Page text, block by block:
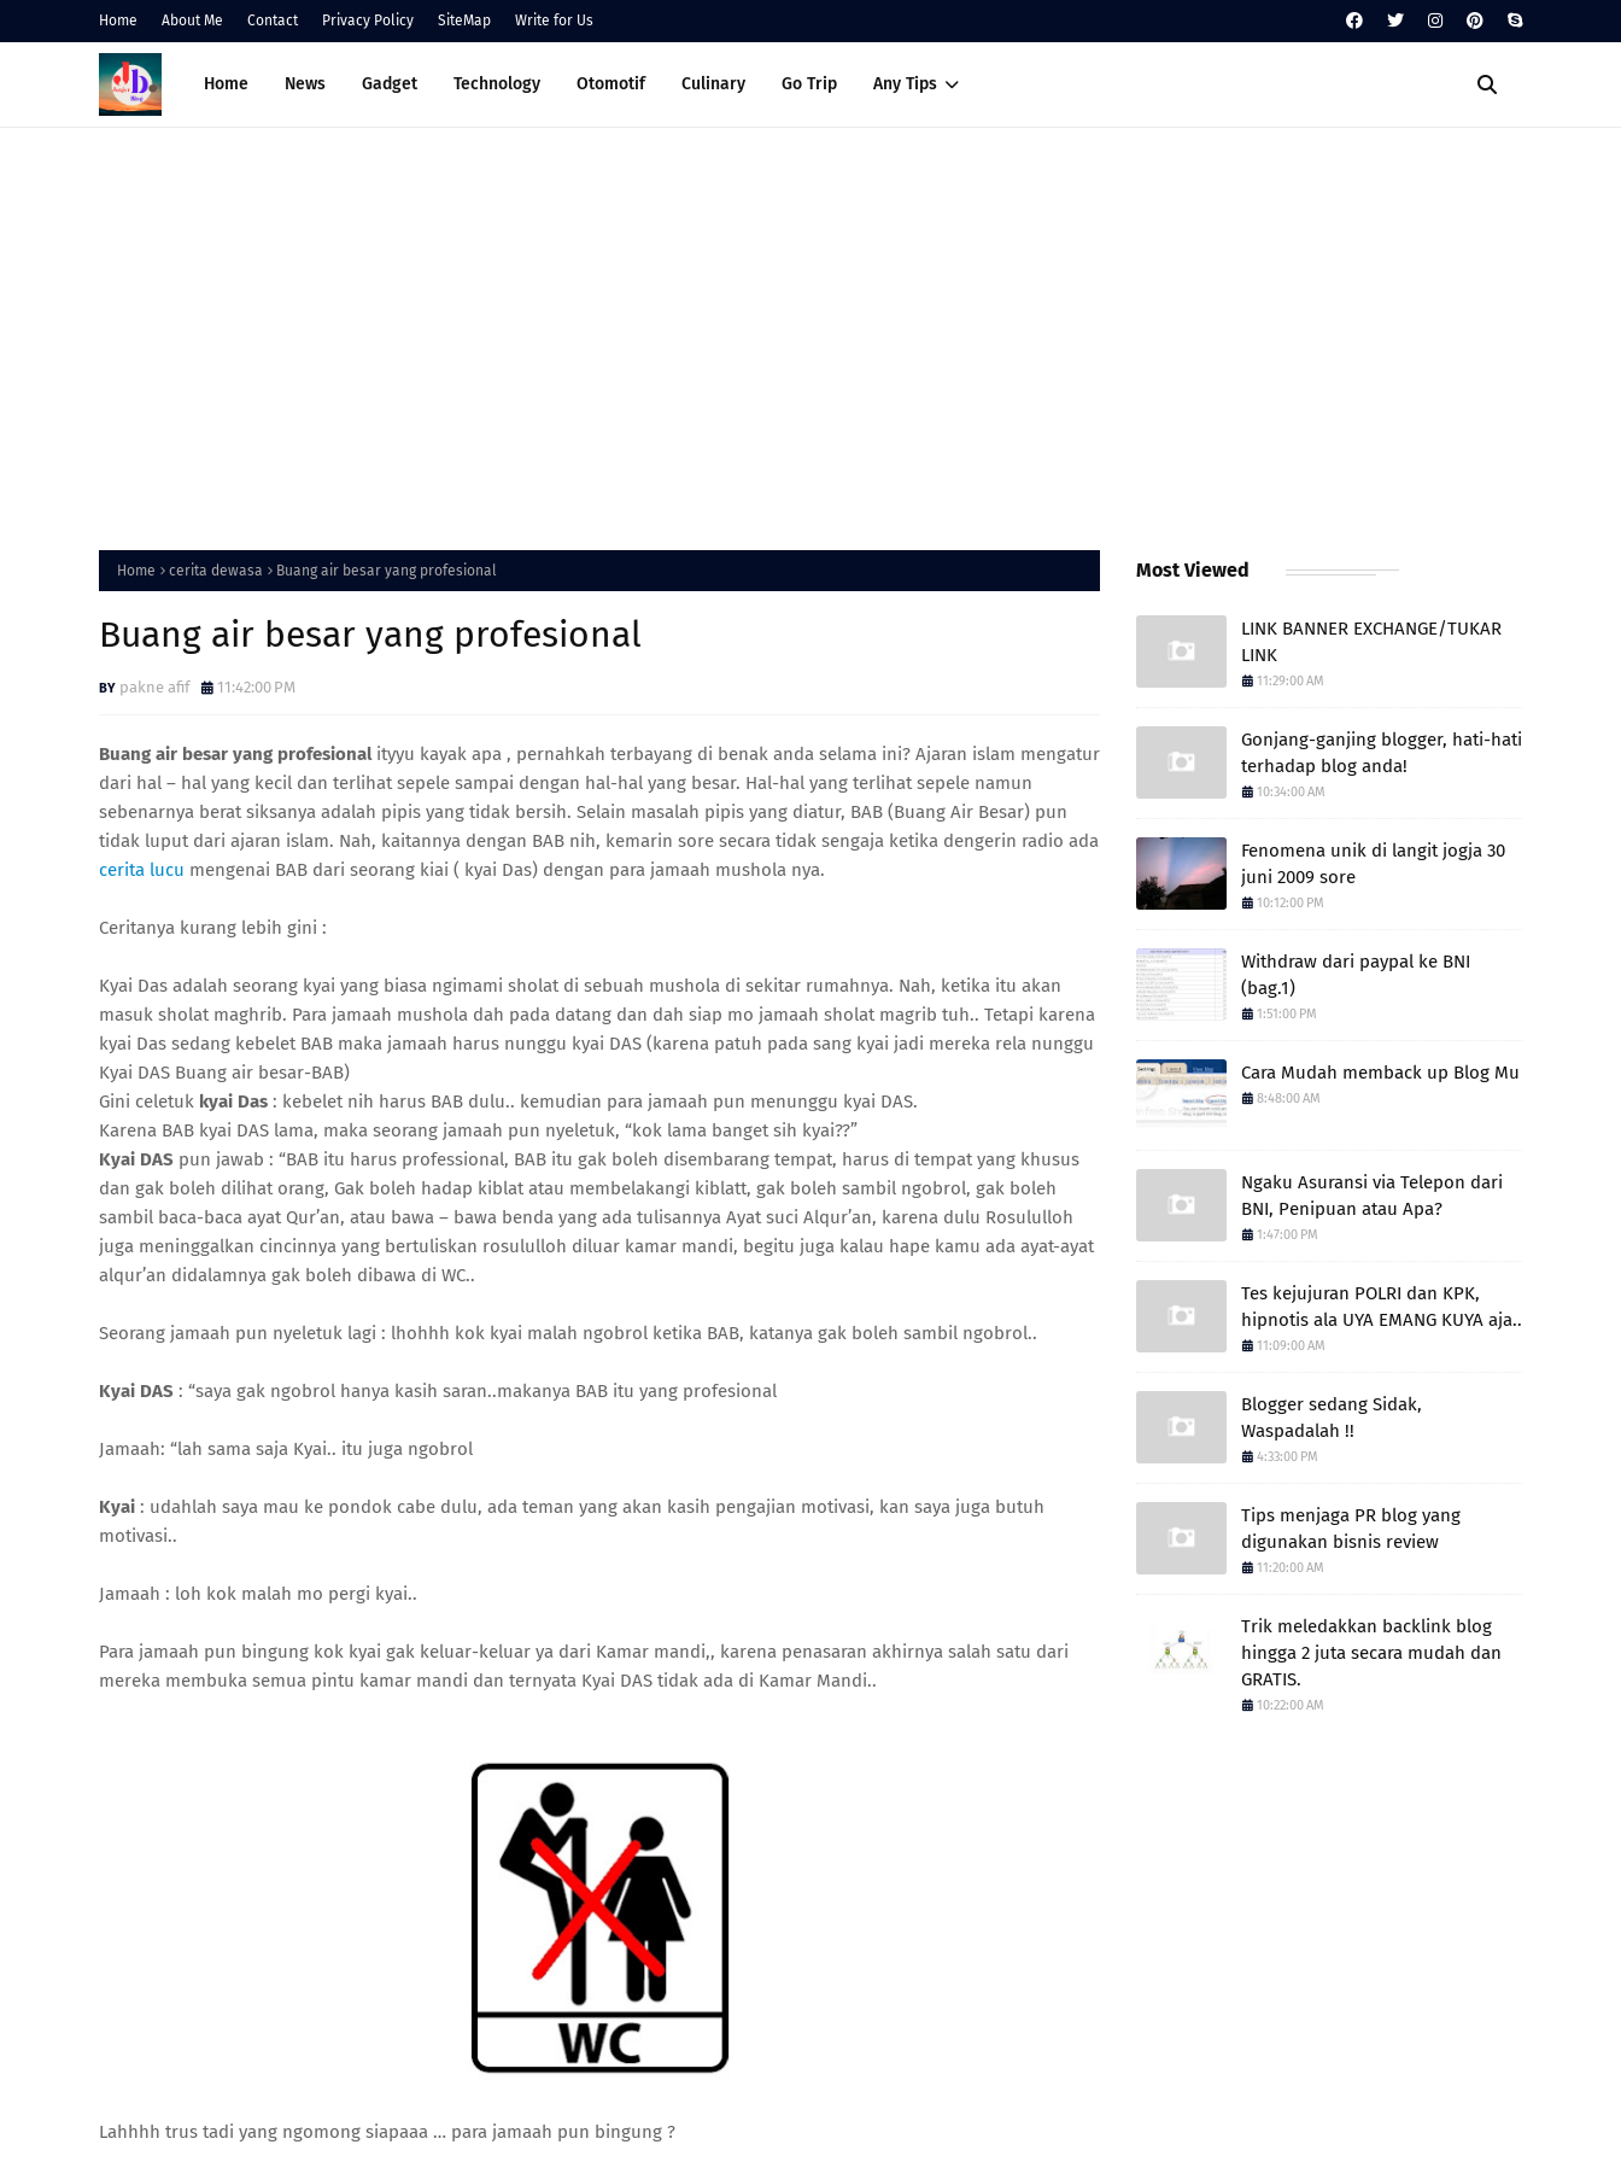
Home About Me Contact Privacy Policy SiteMap Write for Us
Home News Gadget Technology Otomotif Culinary Go Trip Any Tips
Home cerita dewasa Buang air besar yang profesional
Buang air besar yang profesional
pakne afif 11:42:00 PM
Buang air besar yang profesionalityyu kayak apa , pernahkah terbayang di benak anda selama ini? Ajaran islam mengatur
dari hal – hal yang kecil dan terlihat sepele sampai dengan hal-hal yang besar. Hal-hal yang terlihat sepele namun
sebenarnya berat siksanya adalah pipis yang tidak bersih. Selain masalah pipis yang diatur, BAB (Buang Air Besar) pun
tidak luput dari ajaran islam. Nah, kaitannya dengan BAB nih, kemarin sore secara tidak sengaja ketika dengerin radio ada
cerita lucu mengenai BAB dari seorang kiai ( kyai Das) dengan para jamaah mushola nya.
Ceritanya kurang lebih gini :
Kyai Das adalah seorang kyai yang biasa ngimami sholat di sebuah mushola di sekitar rumahnya. Nah, ketika itu akan
masuk sholat maghrib. Para jamaah mushola dah pada datang dan dah siap mo jamaah sholat magrib tuh.. Tetapi karena
kyai Das sedang kebelet BAB maka jamaah harus nunggu kyai DAS (karena patuh pada sang kyai jadi mereka rela nunggu
Kyai DAS Buang air besar-BAB)
Gini celetuk kyai Das : kebelet nih harus BAB dulu.. kemudian para jamaah pun menunggu kyai DAS.
Karena BAB kyai DAS lama, maka seorang jamaah pun nyeletuk, “kok lama banget sih kyai??”
Kyai DAS pun jawab : “BAB itu harus professional, BAB itu gak boleh disembarang tempat, harus di tempat yang khusus
dan gak boleh dilihat orang, Gak boleh hadap kiblat atau membelakangi kiblatt, gak boleh sambil ngobrol, gak boleh
sambil baca-baca ayat Qur’an, atau bawa – bawa benda yang ada tulisannya Ayat suci Alqur’an, karena dulu Rosululloh
juga meninggalkan cincinnya yang bertuliskan rosululloh diluar kamar mandi, begitu juga kalau hape kamu ada ayat-ayat
alqur’an didalamnya gak boleh dibawa di WC..
Seorang jamaah pun nyeletuk lagi : lhohhh kok kyai malah ngobrol ketika BAB, katanya gak boleh sambil ngobrol..
Kyai DAS : “saya gak ngobrol hanya kasih saran..makanya BAB itu yang profesional
Jamaah: “lah sama saja Kyai.. itu juga ngobrol
Kyai : udahlah saya mau ke pondok cabe dulu, ada teman yang akan kasih pengajian motivasi, kan saya juga butuh
motivasi..
Jamaah : loh kok malah mo pergi kyai..
Para jamaah pun bingung kok kyai gak keluar-keluar ya dari Kamar mandi,, karena penasaran akhirnya salah satu dari
mereka membuka semua pintu kamar mandi dan ternyata Kyai DAS tidak ada di Kamar Mandi..
Lahhhh trus tadi yang ngomong siapaaa … para jamaah pun bingung ?
Most Viewed
LINK BANNER EXCHANGE/TUKAR
LINK
11:29:00 AM
Gonjang-ganjing blogger, hati-hati
terhadap blog anda!
10:34:00 AM
Fenomena unik di langit jogja 30
juni 2009 sore
10:12:00 PM
Withdraw dari paypal ke BNI
(bag.1)
1:51:00 PM
Cara Mudah memback up Blog Mu
8:48:00 AM
Ngaku Asuransi via Telepon dari
BNI, Penipuan atau Apa?
1:47:00 PM
Tes kejujuran POLRI dan KPK,
hipnotis ala UYA EMANG KUYA aja..
11:09:00 AM
Blogger sedang Sidak,
Waspadalah !!
4:33:00 PM
Tips menjaga PR blog yang
digunakan bisnis review
11:20:00 AM
Trik meledakkan backlink blog
hingga 2 juta secara mudah dan
GRATIS.
10:22:00 AM